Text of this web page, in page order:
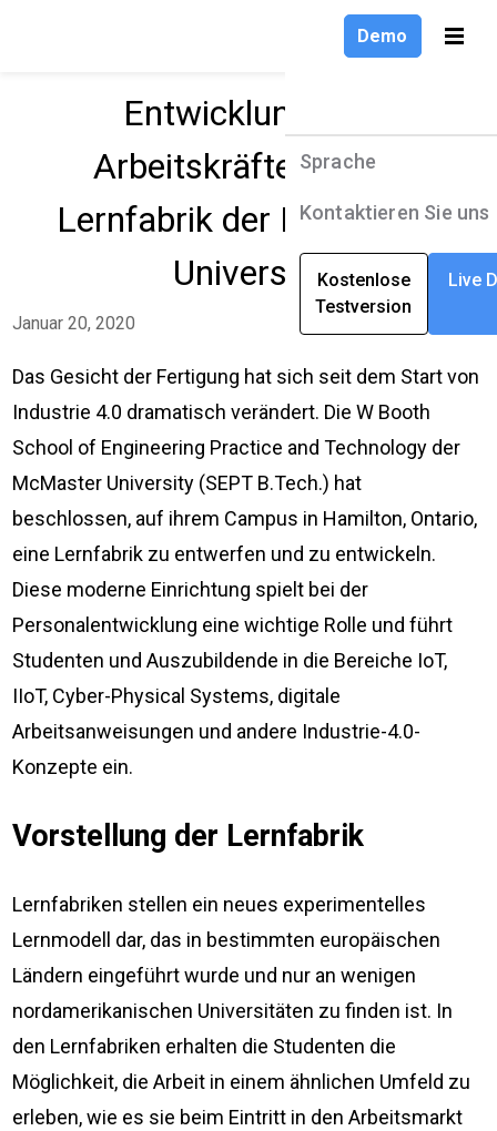
Demo
Produkte
Lösungen
Unternehmen
Ressourcen
Sprache
English
Deutsch
Français
Sprache
Kontaktieren Sie uns
Kostenlose
Testversion
Live
Entwicklung von
Arbeitskräften in der
Lernfabrik der McMaster
University
Januar 20, 2020
Das Gesicht der Fertigung hat sich seit dem Start von
Industrie 4.0 dramatisch verändert. Die W Booth
School of Engineering Practice and Technology der
McMaster University (SEPT B.Tech.) hat
beschlossen, auf ihrem Campus in Hamilton, Ontario,
eine Lernfabrik zu entwerfen und zu entwickeln.
Diese moderne Einrichtung spielt bei der
Personalentwicklung eine wichtige Rolle und führt
Studenten und Auszubildende in die Bereiche IoT,
IIoT, Cyber-Physical Systems, digitale
Arbeitsanweisungen und andere Industrie-4.0-
Konzepte ein.
Vorstellung der Lernfabrik
Lernfabriken stellen ein neues experimentelles
Lernmodell dar, das in bestimmten europäischen
Ländern eingeführt wurde und nur an wenigen
nordamerikanischen Universitäten zu finden ist. In
den Lernfabriken erhalten die Studenten die
Möglichkeit, die Arbeit in einem ähnlichen Umfeld zu
erleben, wie es sie beim Eintritt in den Arbeitsmarkt